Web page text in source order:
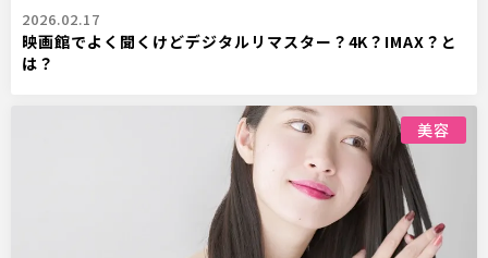
2026.02.17
映画館でよく聞くけどデジタルリマスター？4K？IMAX？と
は？
美容